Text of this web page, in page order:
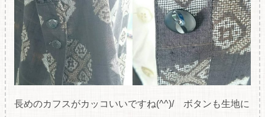
長めのカフスがカッコいいですね(^^)/ ボタンも生地に